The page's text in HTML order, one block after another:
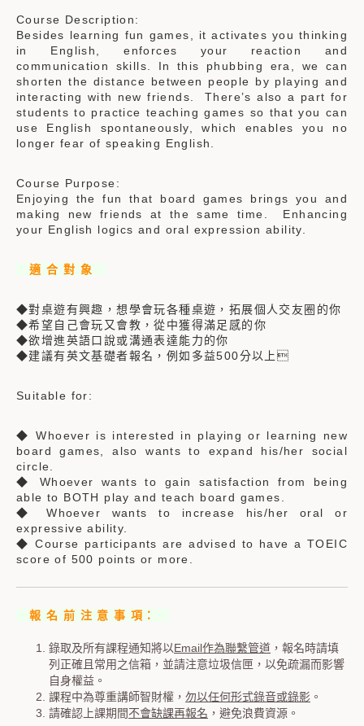
Course Description:
Besides learning fun games, it activates you thinking
in English, enforces your reaction and
communication skills. In this phubbing era, we can
shorten the distance between people by playing and
interacting with new friends. There’s also a part for
students to practice teaching games so that you can
use English spontaneously, which enables you no
longer fear of speaking English.
Course Purpose:
Enjoying the fun that board games brings you and
making new friends at the same time. Enhancing
your English logics and oral expression ability.
適 合 對 象
◆對桌遊有興趣，想學會玩各種桌遊，拓展個人交友圈的你
◆希望自己會玩又會教，從中獲得滿足感的你
◆欲增進英語口說或溝通表達能力的你
◆建議有英文基礎者報名，例如多益500分以上
Suitable for:
◆ Whoever is interested in playing or learning new
board games, also wants to expand his/her social
circle.
◆ Whoever wants to gain satisfaction from being
able to BOTH play and teach board games.
◆ Whoever wants to increase his/her oral or
expressive ability.
◆ Course participants are advised to have a TOEIC
score of 500 points or more.
報 名 前 注 意 事 項：
錄取及所有課程通知將以Email作為聯繫管道 ，報名時請填
列正確且常用之信箱，並請注意垃圾信匣，以免疏漏而影響
自身權益。
課程中為尊重講師智財權， 勿以任何形式錄音或錄影 。
請確認上課期間不會缺課再報名 ，避免浪費資源。